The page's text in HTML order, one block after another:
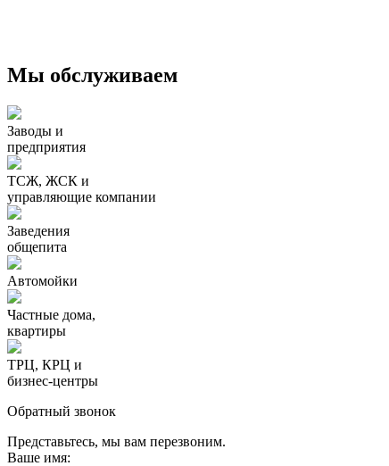
Мы обслуживаем
Заводы и
предприятия
ТСЖ, ЖСК и
управляющие компании
Заведения
общепита
Автомойки
Частные дома,
квартиры
ТРЦ, КРЦ и
бизнес-центры
Обратный звонок
Представьтесь, мы вам перезвоним.
Ваше имя: